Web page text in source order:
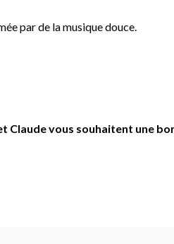
par de la musique douce.
Claude vous souhaitent une